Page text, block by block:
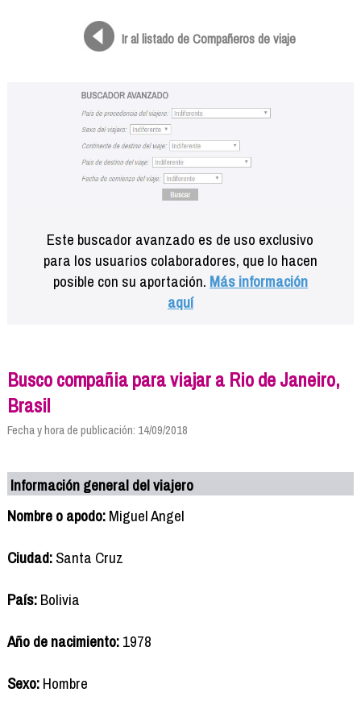
Ir al listado de Compañeros de viaje
Este buscador avanzado es de uso exclusivo
para los usuarios colaboradores, que lo hacen
posible con su aportación. Más información
aquí
Busco compañia para viajar a Rio de Janeiro,
Brasil
Fecha y hora de publicación: 14/09/2018
Información general del viajero
Nombre o apodo:Miguel Angel
Ciudad:Santa Cruz
País:Bolivia
Año de nacimiento:1978
Sexo:Hombre